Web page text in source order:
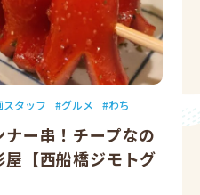
タッフ グルメ わち
ー串！チープなの
【西船橋ジモトグ